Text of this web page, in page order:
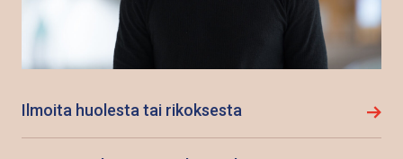
Ilmoita huolesta tai rikoksesta